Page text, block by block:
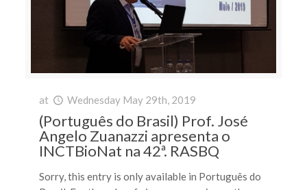
at Wednesday May 29th, 2019
(Português do Brasil) Prof. José
Angelo Zuanazzi apresenta o
INCTBioNat na 42ª. RASBQ
Sorry, this entry is only available in Português do